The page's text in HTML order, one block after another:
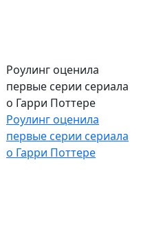
Роулинг оценила
первые серии сериала
о Гарри Поттере
Роулинг оценила
первые серии сериала
о Гарри Поттере